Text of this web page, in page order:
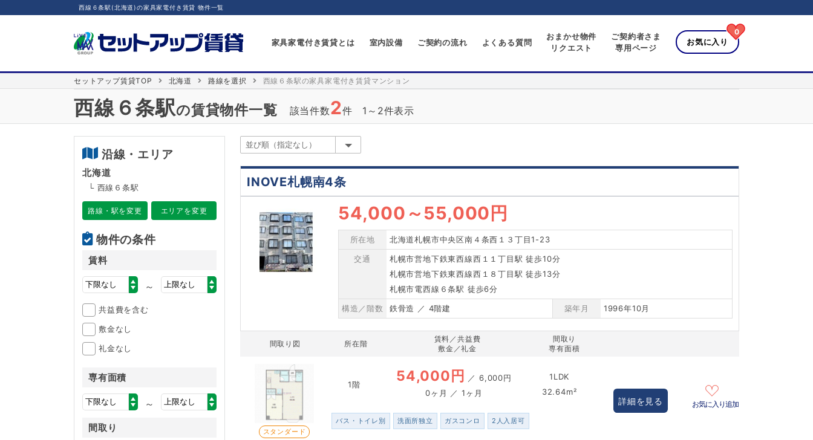
西線６条駅(北海道)の家具家電付き賃貸 物件一覧
家具家電付き賃貸とは 室内設備 ご契約の流れ よくある質問
おまかせ物件
リクエスト
ご契約者さま
専用ページ
お気に入り
0
セットアップ賃貸TOP 北海道 路線を選択 西線６条駅の家具家電付き賃貸マンション
西線６条駅の賃貸物件一覧 該当件数2件 1～2件表示
沿線・エリア
北海道
└ 西線６条駅
路線・駅を変更 エリアを変更
物件の条件
賃料
～
共益費を含む
敷金なし
礼金なし
専有面積
～
間取り
INOVE札幌南4条
54,000 ～55,000円
所在地
北海道札幌市中央区南４条西１３丁目1-23
交通
札幌市営地下鉄東西線西１１丁目駅 徒歩10分
札幌市営地下鉄東西線西１８丁目駅 徒歩13分
札幌市電西線６条駅 徒歩6分
構造／階数
鉄骨造 ／ 4階建 築年月 1996年10月
間取り図 所在階
賃料／共益費
敷金／礼金
間取り
専有面積
スタンダード
1階 54,000円 ／ 6,000円
0ヶ月 ／ 1ヶ月
1LDK
32.64m²
バス・トイレ別 洗面所独立 ガスコンロ 2人入居可
詳細を見る お気に入り追加